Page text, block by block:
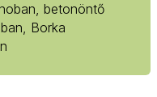
betonöntő
Borka